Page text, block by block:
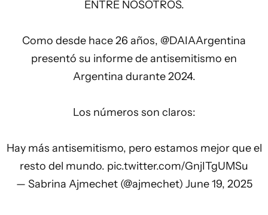
ENTRE NOSOTROS.
Como desde hace 26 años, @DAIAArgentina
presentó su informe de antisemitismo en
Argentina durante 2024.
Los números son claros:
Hay más antisemitismo, pero estamos mejor que el
resto del mundo. pic.twitter.com/GnjITgUMSu
— Sabrina Ajmechet (@ajmechet) June 19, 2025